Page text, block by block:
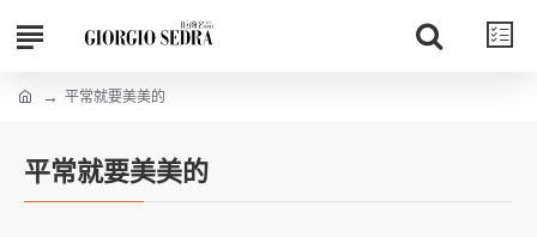
平常就要美美的
平常就要美美的